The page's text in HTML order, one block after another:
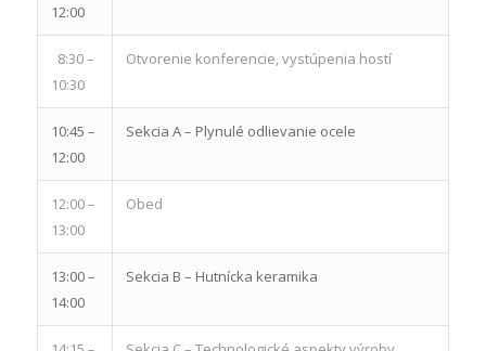
12:00
8:30 –
10:30
Otvorenie konferencie, vystúpenia hostí
10:45 –
12:00
Sekcia A – Plynulé odlievanie ocele
12:00 –
13:00
Obed
13:00 –
14:00
Sekcia B – Hutnícka keramika